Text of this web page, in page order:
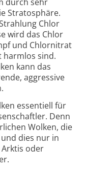
Stratosphäre.
Chlor
wird das Chlor
und Chlornitrat
harmlos sind.
kann das
aggressive
essentiell für
Denn
Wolken, die
dies nur in
oder